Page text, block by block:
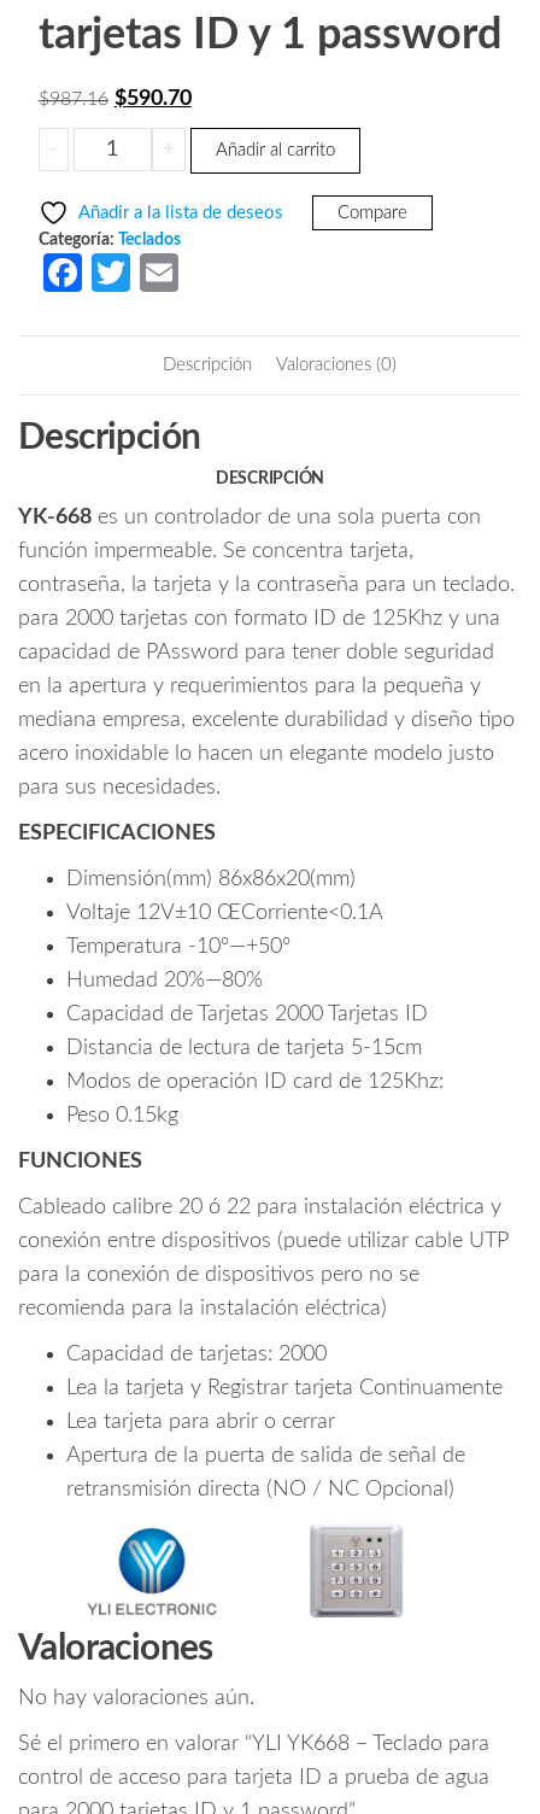
tarjetas ID y 1 password
$987.16 El
precio
original
$987.16.
$590.70El
precio
-
YK668
Teclado
para
control
ID
de
agua
para
ID
y
1
password
+ Añadir al carrito
Añadir a la lista de deseos Compare
Categoría: Teclados
Fa
o
T
itt
ail
Descripción Valoraciones (0)
Descripción
DESCRIPCIÓN
YK-668 es un controlador de una sola puerta con
función impermeable. Se concentra tarjeta,
contraseña, la tarjeta y la contraseña para un teclado.
para 2000 tarjetas con formato ID de 125Khz y una
capacidad de PAssword para tener doble seguridad
en la apertura y requerimientos para la pequeña y
mediana empresa, excelente durabilidad y diseño tipo
acero inoxidable lo hacen un elegante modelo justo
para sus necesidades.
ESPECIFICACIONES
Dimensión(mm) 86x86x20(mm)
Voltaje 12V±10 ŒCorriente<0.1A
Temperatura -10º—+50º
Humedad 20%—80%
Capacidad de Tarjetas 2000 Tarjetas ID
Distancia de lectura de tarjeta 5-15cm
Modos de operación ID card de 125Khz:
Peso 0.15kg
FUNCIONES
Cableado calibre 20 ó 22 para instalación eléctrica y
conexión entre dispositivos (puede utilizar cable UTP
para la conexión de dispositivos pero no se
recomienda para la instalación eléctrica)
Capacidad de tarjetas: 2000
Lea la tarjeta y Registrar tarjeta Continuamente
Lea tarjeta para abrir o cerrar
Apertura de la puerta de salida de señal de
retransmisión directa (NO / NC Opcional)
Valoraciones
No hay valoraciones aún.
Sé el primero en valorar “YLI YK668 – Teclado para
control de acceso para tarjeta ID a prueba de agua